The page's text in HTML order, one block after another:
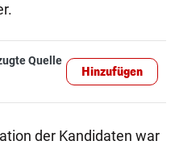
Quelle
Hinzufügen
der Kandidaten war